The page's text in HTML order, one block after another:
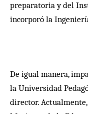
preparatoria y del
incorporó la
De igual manera,
la Universidad
director.